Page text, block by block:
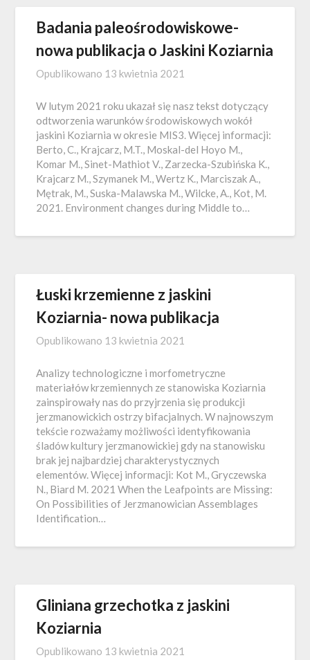
Badania paleośrodowiskowe-
nowa publikacja o Jaskini Koziarnia
Opublikowano 13 kwietnia 2021
W lutym 2021 roku ukazał się nasz tekst dotyczący
odtworzenia warunków środowiskowych wokół
jaskini Koziarnia w okresie MIS3. Więcej informacji:
Berto, C., Krajcarz, M.T., Moskal-del Hoyo M.,
Komar M., Sinet-Mathiot V., Zarzecka-Szubińska K.,
Krajcarz M., Szymanek M., Wertz K., Marciszak A.,
Mętrak, M., Suska-Malawska M., Wilcke, A., Kot, M.
2021. Environment changes during Middle to…
Łuski krzemienne z jaskini
Koziarnia- nowa publikacja
Opublikowano 13 kwietnia 2021
Analizy technologiczne i morfometryczne
materiałów krzemiennych ze stanowiska Koziarnia
zainspirowały nas do przyjrzenia się produkcji
jerzmanowickich ostrzy bifacjalnych. W najnowszym
tekście rozważamy możliwości identyfikowania
śladów kultury jerzmanowickiej gdy na stanowisku
brak jej najbardziej charakterystycznych
elementów. Więcej informacji: Kot M., Gryczewska
N., Biard M. 2021 When the Leafpoints are Missing:
On Possibilities of Jerzmanowician Assemblages
Identification…
Gliniana grzechotka z jaskini
Koziarnia
Opublikowano 13 kwietnia 2021